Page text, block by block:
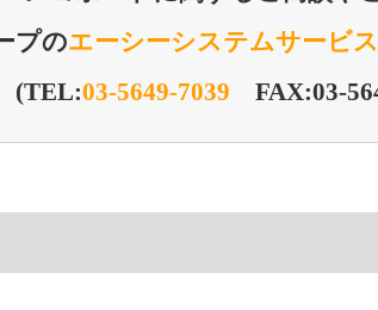
プのエーシーシステムサービ
(TEL:03-5649-7039 FAX:03-